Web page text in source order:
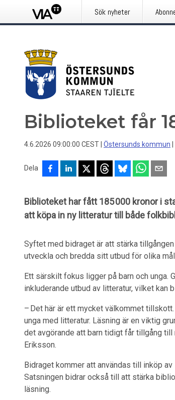
Sök nyheter
Biblioteket får
4.6.2026 09:00:00 CEST Östersunds kommun
Dela
Biblioteket har fått 185 000 kronor i
att köpa in ny litteratur till både
Syftet med bidraget är att stärka
utveckla och bredda sitt utbud för olika
Ett särskilt fokus ligger på barn och unga.
inkluderande utbud av litteratur, vilket kan
– Det här är ett mycket välkommet
unga med litteratur. Läsning är en viktig
det avgörande att barn tidigt får tillgång
Eriksson.
Bidraget kommer att användas till inköp
Satsningen bidrar också till att stärka
läsning.